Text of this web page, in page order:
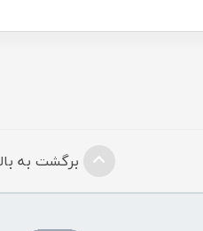
برگشت به